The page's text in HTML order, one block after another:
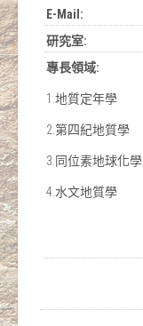
E-Mail:
研究室:
專長領域:
1.地質定年學
2.第四紀地質學
3.同位素地球化學
4.水文地質學